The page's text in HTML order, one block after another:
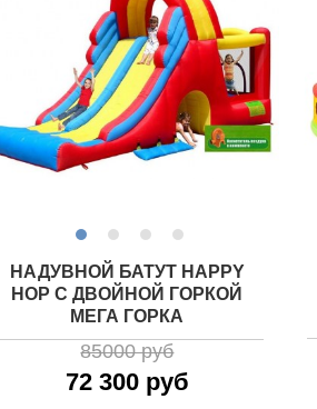
НАДУВНОЙ БАТУТ HAPPY
HOP С ДВОЙНОЙ ГОРКОЙ
МЕГА ГОРКА
85000 руб
72 300 руб